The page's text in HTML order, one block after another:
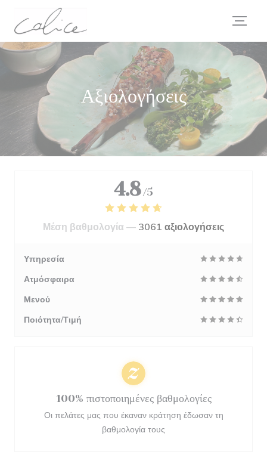
Πίνακας διαχείρισης "Μπισκότων" (Cookies)
Αξιολογήσεις
4.8 /5
Μέση βαθμολογία — 3061 αξιολογήσεις
Υπηρεσία
Ατμόσφαιρα
Μενού
Ποιότητα/Τιμή
100% πιστοποιημένες βαθμολογίες
Οι πελάτες μας που έκαναν κράτηση έδωσαν τη
βαθμολογία τους